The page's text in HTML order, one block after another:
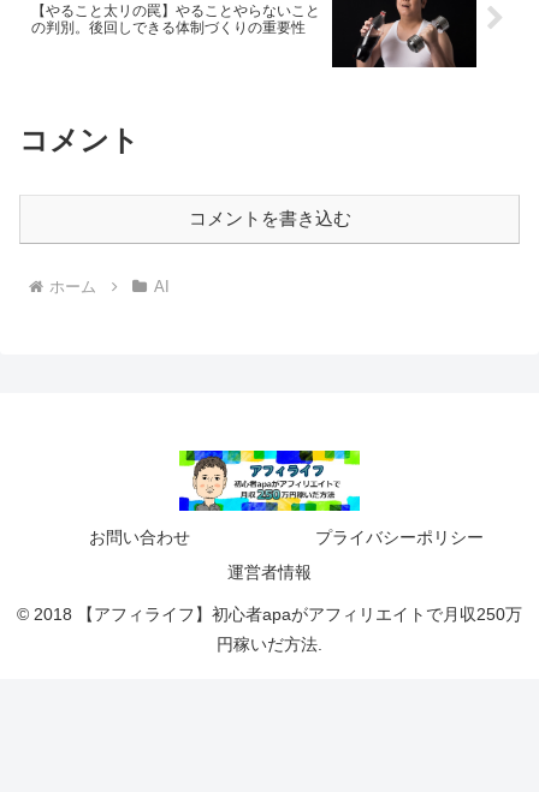
【やること太リの罠】やることやらないこと
の判別。後回しできる体制づくりの重要性
コメント
コメントを書き込む
ホーム AI
お問い合わせ
プライバシーポリシー
運営者情報
© 2018 【アフィライフ】初心者apaがアフィリエイトで月収250万
円稼いだ方法.